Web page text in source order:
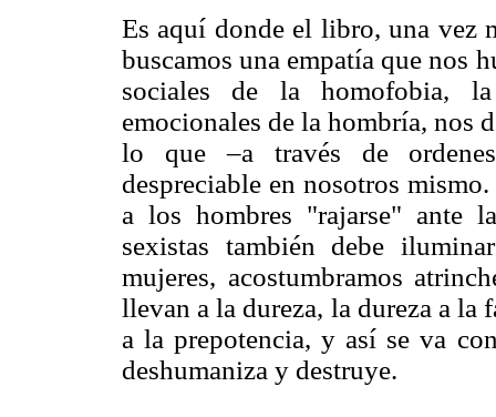
Es aquí donde el libro, una vez
buscamos una empatía que nos
sociales de la homofobia,
emocionales de la hombría, nos
lo que –a través de ordenes
despreciable en nosotros
a los hombres "rajarse" ante
sexistas también debe
mujeres, acostumbramos
llevan a la dureza, la dureza a la
a la prepotencia, y así se va
deshumaniza y destruye.